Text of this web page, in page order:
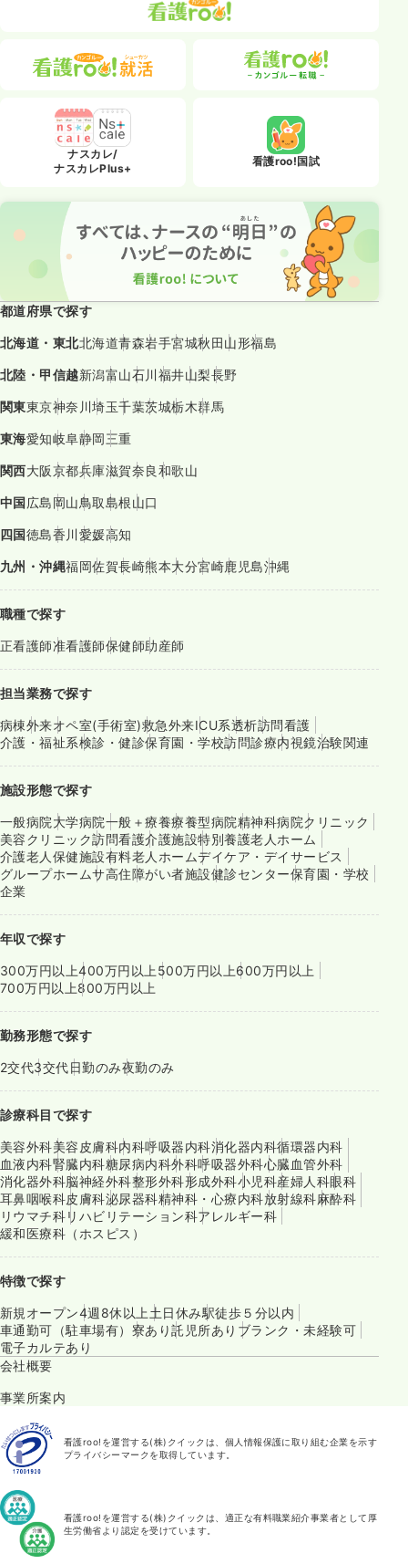
ナスカレ/
ナスカレPlus+
看護roo!国試
都道府県で探す
北海道・東北北海道青森岩手宮城秋田山形福島
北陸・甲信越新潟富山石川福井山梨長野
関東東京神奈川埼玉千葉茨城栃木群馬
東海愛知岐阜静岡三重
関西大阪京都兵庫滋賀奈良和歌山
中国広島岡山鳥取島根山口
四国徳島香川愛媛高知
九州・沖縄福岡佐賀長崎熊本大分宮崎鹿児島沖縄
職種で探す
正看護師准看護師保健師助産師
担当業務で探す
病棟外来オペ室(手術室)救急外来ICU系透析訪問看護
介護・福祉系検診・健診保育園・学校訪問診療内視鏡治験関連
施設形態で探す
一般病院大学病院一般＋療養療養型病院精神科病院クリニック
美容クリニック訪問看護介護施設特別養護老人ホーム
介護老人保健施設有料老人ホームデイケア・デイサービス
グループホームサ高住障がい者施設健診センター保育園・学校
企業
年収で探す
300万円以上400万円以上 500万円以上600万円以上
700万円以上800万円以上
勤務形態で探す
2交代3交代日勤のみ夜勤のみ
診療科目で探す
美容外科美容皮膚科内科呼吸器内科消化器内科循環器内科
血液内科腎臓内科糖尿病内科外科呼吸器外科心臓血管外科
消化器外科脳神経外科整形外科形成外科小児科産婦人科眼科
耳鼻咽喉科皮膚科泌尿器科精神科・心療内科放射線科麻酔科
リウマチ科リハビリテーション科アレルギー科
緩和医療科（ホスピス）
特徴で探す
新規オープン4週8休以上 土日休み駅徒歩５分以内
車通勤可（駐車場有） 寮あり託児所あり ブランク・未経験可
電子カルテあり
会社概要
事業所案内
看護roo!を運営する(株)クイックは、個人情報保護に取り組む企業を示す
プライバシーマークを取得しています。
看護roo!を運営する(株)クイックは、適正な有料職業紹介事業者として厚
生労働省より認定を受けています。